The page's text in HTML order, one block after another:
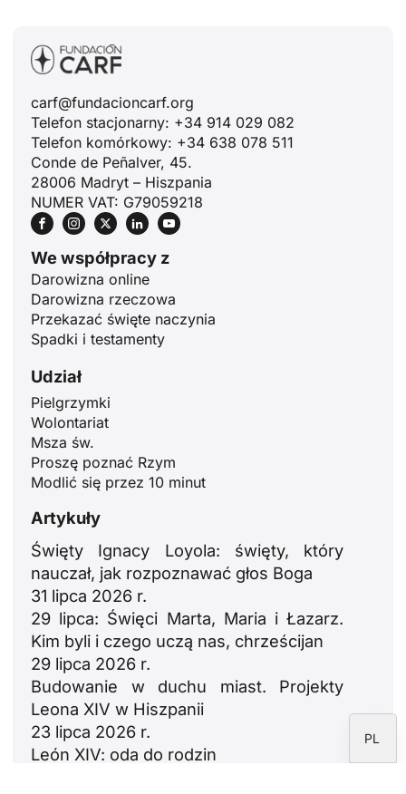
carf@fundacioncarf.org
Telefon stacjonarny: +34 914 029 082
Telefon komórkowy: +34 638 078 511
Conde de Peñalver, 45.
28006 Madryt – Hiszpania
NUMER VAT: G79059218
We współpracy z
Darowizna online
Darowizna rzeczowa
Przekazać święte naczynia
Spadki i testamenty
Udział
Pielgrzymki
Wolontariat
Msza św.
Proszę poznać Rzym
Modlić się przez 10 minut
Artykuły
Święty Ignacy Loyola: święty, który
nauczał, jak rozpoznawać głos Boga
31 lipca 2026 r.
29 lipca: Święci Marta, Maria i Łazarz.
Kim byli i czego uczą nas, chrześcijan
29 lipca 2026 r.
Budowanie w duchu miast. Projekty
Leona XIV w Hiszpanii
23 lipca 2026 r.
León XIV: oda do rodzin
PL